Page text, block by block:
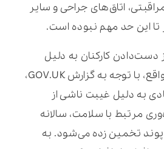
اتاق‌های جراحی‌ و سایر
این حد مهم نبوده است.
دست‌دادن کارکنان به دلیل
بیماری آگاه است. در واقع، با توجه به گزارش GOV.UK،
به دلیل غیبت ناشی از
مرتبط با سلامت، سالانه
میلیارد پوند تخمین زده می‌شود. به